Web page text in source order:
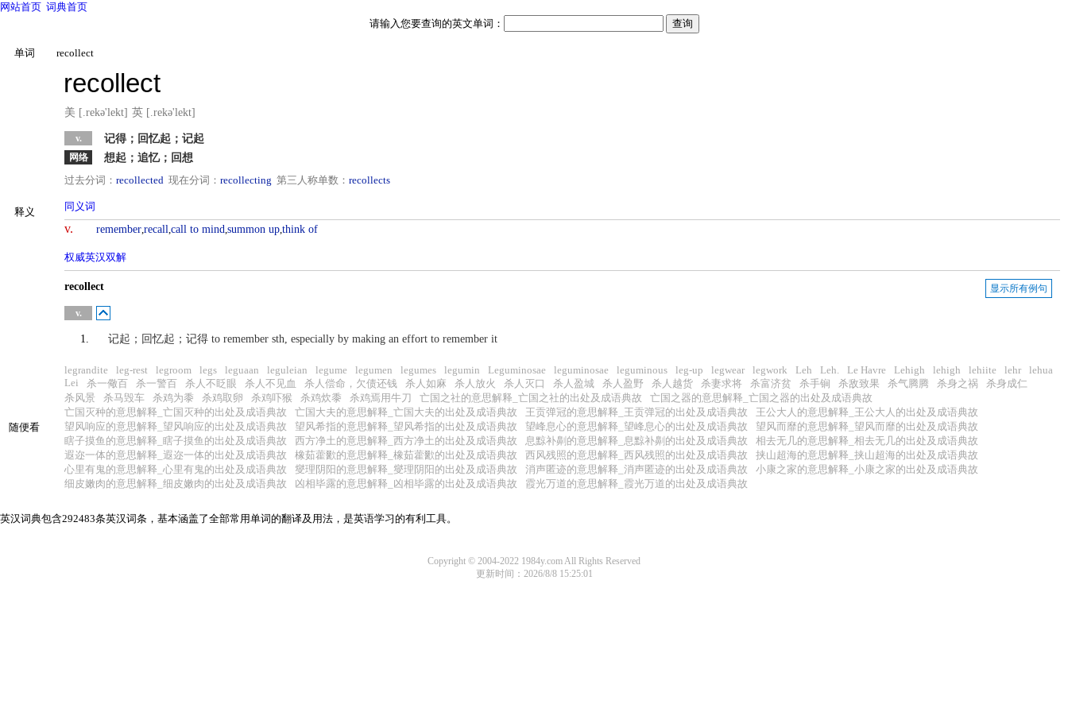
网站首页 词典首页
请输入您要查询的英文单词：
单词 recollect
释义
recollect
美 [.rekə'lekt] 英 [.rekə'lekt]
v. 记得；回忆起；记起
网络
想起；追忆；回想
过去分词： recollected 现在分词： recollecting 第三人称单数： recollects
同义词
反义词
v. remember,recall,call to mind,summon up,think of
权威英汉双解
recollect 显示所有例句
v.
1. 记起；回忆起；记得 to remember sth, especially by making an effort to remember it
随便看
legrandite leg-rest legroom legs leguaan leguleian legume legumen legumes legumin Leguminosae leguminosae leguminous leg-up legwear legwork Leh Leh. Le Havre Lehigh lehigh lehiite lehr
lehua
Lei
杀一儆百 杀一警百 杀人不眨眼 杀人不见血 杀人偿命，欠债还钱 杀人如麻 杀人放火 杀人灭口 杀人盈城 杀人盈野 杀人越货 杀妻求将 杀富济贫 杀手锏 杀敌致果 杀气腾腾 杀身之祸
杀身成仁
杀风景
杀马毁车 杀鸡为黍 杀鸡取卵 杀鸡吓猴 杀鸡炊黍 杀鸡焉用牛刀 亡国之社的意思解释_亡国之社的出处及成语典故
亡国之器的意思解释_亡国之器的出处及成语典故
亡国灭种的意思解释_亡国灭种的出处及成语典故
亡国大夫的意思解释_亡国大夫的出处及成语典故 王贡弹冠的意思解释_王贡弹冠的出处及成语典故
王公大人的意思解释_王公大人的出处及成语典故
望风响应的意思解释_望风响应的出处及成语典故
望风希指的意思解释_望风希指的出处及成语典故 望峰息心的意思解释_望峰息心的出处及成语典故
望风而靡的意思解释_望风而靡的出处及成语典故
瞎子摸鱼的意思解释_瞎子摸鱼的出处及成语典故
西方净土的意思解释_西方净土的出处及成语典故 息黥补劓的意思解释_息黥补劓的出处及成语典故
相去无几的意思解释_相去无几的出处及成语典故
遐迩一体的意思解释_遐迩一体的出处及成语典故
橡茹藿歠的意思解释_橡茹藿歠的出处及成语典故 西风残照的意思解释_西风残照的出处及成语典故
挟山超海的意思解释_挟山超海的出处及成语典故
心里有鬼的意思解释_心里有鬼的出处及成语典故
燮理阴阳的意思解释_燮理阴阳的出处及成语典故 消声匿迹的意思解释_消声匿迹的出处及成语典故
小康之家的意思解释_小康之家的出处及成语典故
细皮嫩肉的意思解释_细皮嫩肉的出处及成语典故
凶相毕露的意思解释_凶相毕露的出处及成语典故 霞光万道的意思解释_霞光万道的出处及成语典故
英汉词典包含292483条英汉词条，基本涵盖了全部常用单词的翻译及用法，是英语学习的有利工具。
Copyright © 2004-2022 1984y.com All Rights Reserved
更新时间：2026/8/8 15:25:01